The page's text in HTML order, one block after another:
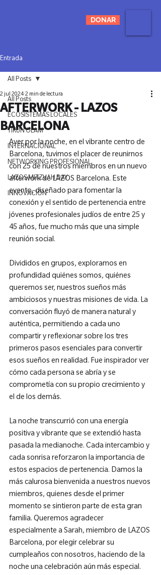
DONAR
Entrada
All Posts
ECOSISTEMAS LOCALES
TIKUN OLAM
INTERNACIONAL
NETWORKING PROFESIONAL
LAZOS MITZVAH DAY
INNOVACIÓN
All Posts
AFTERWORK - LAZOS
BARCELONA
2 jul 2024 2 min de lectura
Ayer por la noche, en el vibrante centro de
Barcelona, tuvimos el placer de reunirnos
con 25 de nuestros miembros en un nuevo
afterwork de LAZOS Barcelona. Este
evento, diseñado para fomentar la
conexión y el sentido de pertenencia entre
jóvenes profesionales judíos de entre 25 y
45 años, fue mucho más que una simple
reunión social.
Divididos en grupos, exploramos en
profundidad quiénes somos, quiénes
queremos ser, nuestros sueños más
ambiciosos y nuestras misiones de vida. La
conversación fluyó de manera natural y
auténtica, permitiendo a cada uno
compartir y reflexionar sobre los tres
primeros pasos esenciales para convertir
esos sueños en realidad. Fue inspirador ver
cómo cada persona se abría y se
comprometía con su propio crecimiento y
el de los demás.
La noche transcurrió con una energía
positiva y vibrante que se extendió hasta
pasada la medianoche. Cada intercambio y
cada sonrisa reforzaron la importancia de
estos espacios de pertenencia. Damos la
más calurosa bienvenida a nuestros nuevos
miembros, quienes desde el primer
momento se sintieron parte de esta gran
familia. Queremos agradecer
especialmente a Sarah, miembro de LAZOS
Barcelona, por elegir celebrar su
cumpleaños con nosotros, haciendo de la
noche una celebración aún más especial.